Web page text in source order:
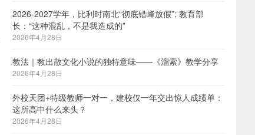
2026-2027学年，比利时南北“彻底错峰放假”; 教育部
长：“这种混乱，不是我造成的”
2026年4月28日
教法｜教出散文化小说的独特意味——《溜索》教学分享
2026年4月28日
外校天团+特级教师一对一，建校仅一年交出惊人成绩单：
这所高中什么来头？
2026年4月28日